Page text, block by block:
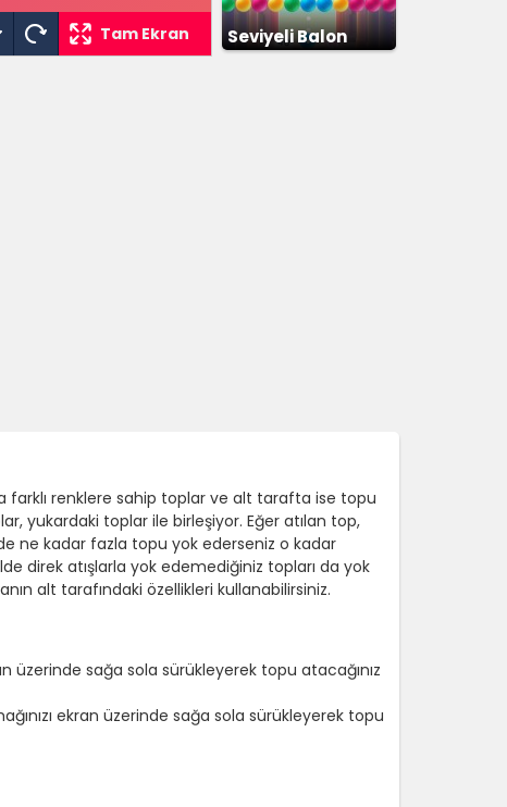
Tam Ekran
Seviyeli Balon
farklı renklere sahip toplar ve alt tarafta ise topu
yukardaki toplar ile birleşiyor. Eğer atılan top,
ne kadar fazla topu yok ederseniz o kadar
direk atışlarla yok edemediğiniz topları da yok
alt tarafındaki özellikleri kullanabilirsiniz.
üzerinde sağa sola sürükleyerek topu atacağınız
ekran üzerinde sağa sola sürükleyerek topu